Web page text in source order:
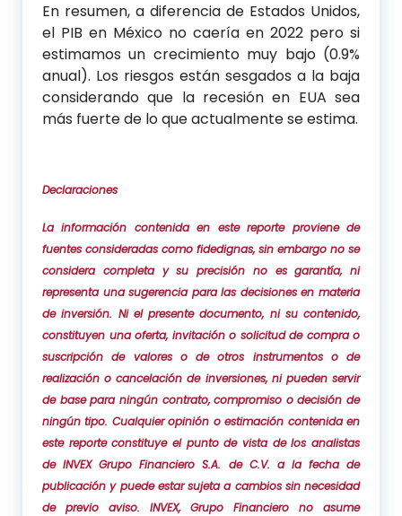
En resumen, a diferencia de Estados Unidos,
el PIB en México no caería en 2022 pero si
estimamos un crecimiento muy bajo (0.9%
anual). Los riesgos están sesgados a la baja
considerando que la recesión en EUA sea
más fuerte de lo que actualmente se estima.
Declaraciones
La información contenida en este reporte proviene de
fuentes consideradas como fidedignas, sin embargo no se
considera completa y su precisión no es garantía, ni
representa una sugerencia para las decisiones en materia
de inversión. Ni el presente documento, ni su contenido,
constituyen una oferta, invitación o solicitud de compra o
suscripción de valores o de otros instrumentos o de
realización o cancelación de inversiones, ni pueden servir
de base para ningún contrato, compromiso o decisión de
ningún tipo. Cualquier opinión o estimación contenida en
este reporte constituye el punto de vista de los analistas
de INVEX Grupo Financiero S.A. de C.V. a la fecha de
publicación y puede estar sujeta a cambios sin necesidad
de previo aviso. INVEX, Grupo Financiero no asume